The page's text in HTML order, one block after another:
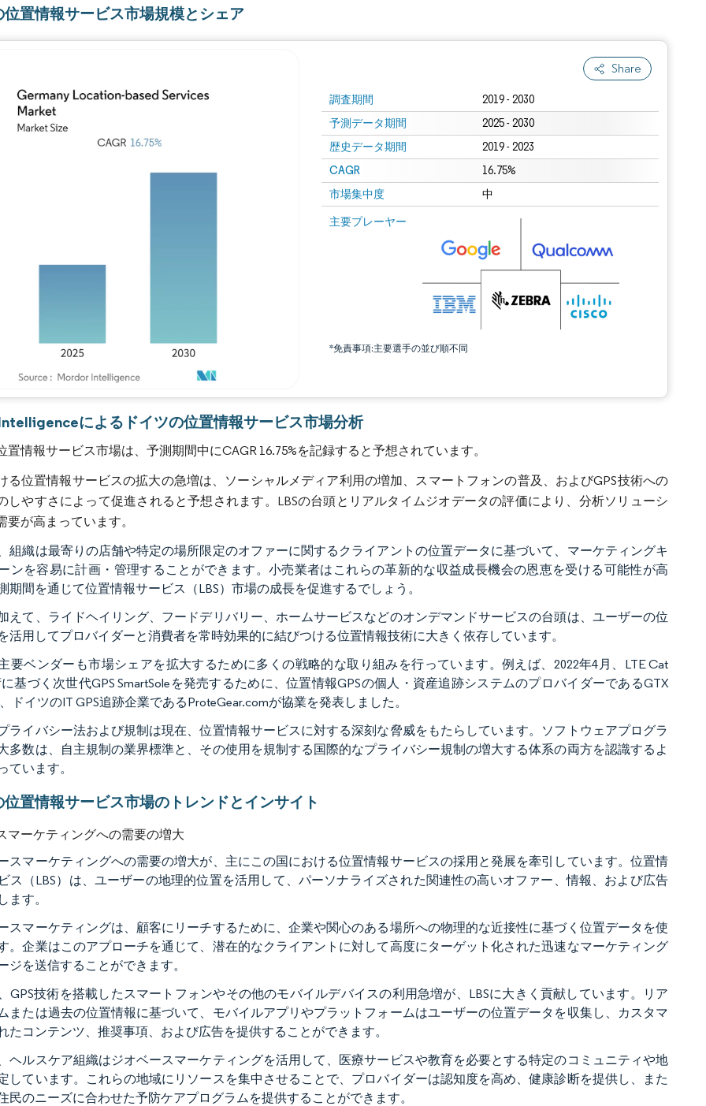
位置情報サービス市場規模とシェア
Share
調査期間 2019 - 2030
予測データ期間 2025 - 2030
歴史データ期間 2019 - 2023
CAGR 16.75%
市場集中度 中
主要プレーヤー
*免責事項:主要選手の並び順不同
によるドイツの位置情報サービス市場分析
置情報サービス市場は、予測期間中にCAGR 16.75%を記録すると予想されています。
る位置情報サービスの拡大の急増は、ソーシャルメディア利用の増加、スマートフォンの普及、およびGPS技術への
しやすさによって促進されると予想されます。LBSの台頭とリアルタイムジオデータの評価により、分析ソリューシ
要が高まっています。
組織は最寄りの店舗や特定の場所限定のオファーに関するクライアントの位置データに基づいて、マーケティングキ
ンを容易に計画・管理することができます。小売業者はこれらの革新的な収益成長機会の恩恵を受ける可能性が高
期間を通じて位置情報サービス（LBS）市場の成長を促進するでしょう。
えて、ライドヘイリング、フードデリバリー、ホームサービスなどのオンデマンドサービスの台頭は、ユーザーの位
活用してプロバイダーと消費者を常時効果的に結びつける位置情報技術に大きく依存しています。
要ベンダーも市場シェアを拡大するために多くの戦略的な取り組みを行っています。例えば、2022年4月、LTE Cat
基づく次世代GPS SmartSoleを発売するために、位置情報GPSの個人・資産追跡システムのプロバイダーであるGTX
ドイツのIT GPS追跡企業であるProteGear.comが協業を発表しました。
ライバシー法および規制は現在、位置情報サービスに対する深刻な脅威をもたらしています。ソフトウェアプログラ
多数は、自主規制の業界標準と、その使用を規制する国際的なプライバシー規制の増大する体系の両方を認識するよ
ています。
置情報サービス市場のトレンドとインサイト
マーケティングへの需要の増大
スマーケティングへの需要の増大が、主にこの国における位置情報サービスの採用と発展を牽引しています。位置情
ス（LBS）は、ユーザーの地理的位置を活用して、パーソナライズされた関連性の高いオファー、情報、および広告
ます。
スマーケティングは、顧客にリーチするために、企業や関心のある場所への物理的な近接性に基づく位置データを使
。企業はこのアプローチを通じて、潜在的なクライアントに対して高度にターゲット化された迅速なマーケティング
ジを送信することができます。
GPS技術を搭載したスマートフォンやその他のモバイルデバイスの利用急増が、LBSに大きく貢献しています。リア
または過去の位置情報に基づいて、モバイルアプリやプラットフォームはユーザーの位置データを収集し、カスタマ
たコンテンツ、推奨事項、および広告を提供することができます。
ヘルスケア組織はジオベースマーケティングを活用して、医療サービスや教育を必要とする特定のコミュニティや地
しています。これらの地域にリソースを集中させることで、プロバイダーは認知度を高め、健康診断を提供し、また
民のニーズに合わせた予防ケアプログラムを提供することができます。